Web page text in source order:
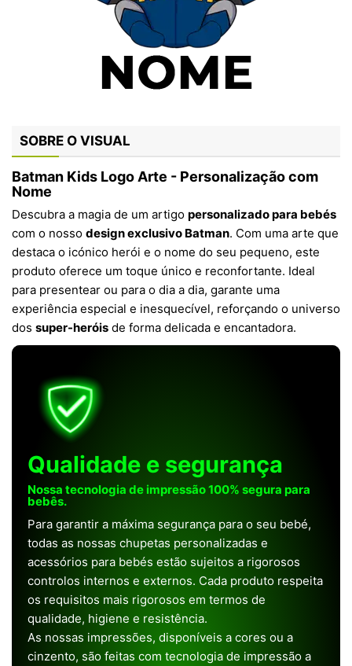
SOBRE O VISUAL
Batman Kids Logo Arte - Personalização com
Nome
Descubra a magia de um artigo personalizado para bebés
com o nosso design exclusivo Batman. Com uma arte que
destaca o icónico herói e o nome do seu pequeno, este
produto oferece um toque único e reconfortante. Ideal
para presentear ou para o dia a dia, garante uma
experiência especial e inesquecível, reforçando o universo
dos super-heróis de forma delicada e encantadora.
Qualidade e segurança
Nossa tecnologia de impressão 100% segura para
bebês.
Para garantir a máxima segurança para o seu bebé,
todas as nossas chupetas personalizadas e
acessórios para bebés estão sujeitos a rigorosos
controlos internos e externos. Cada produto respeita
os requisitos mais rigorosos em termos de
qualidade, higiene e resistência.
As nossas impressões, disponíveis a cores ou a
cinzento, são feitas com tecnologia de impressão a